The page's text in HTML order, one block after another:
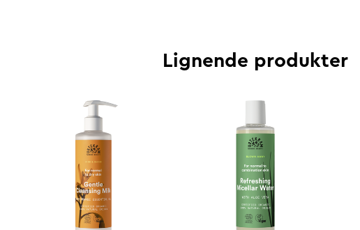
Lignende produkter